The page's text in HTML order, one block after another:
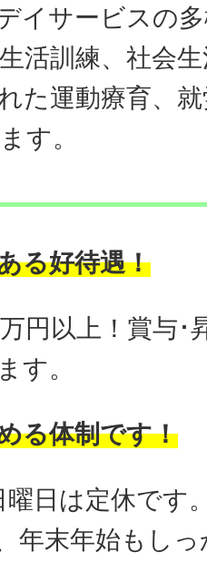
イサービスの
活訓練、社会
た運動療育、
す。
る好待遇！
円以上！賞与･
す。
る体制です！
曜日は定休です
年末年始もし